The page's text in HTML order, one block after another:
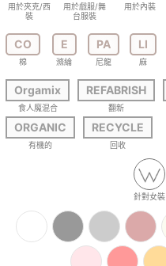
用於夾克/西
裝
用於戲服/舞
台服裝
用於內裝
CO
棉
E
滌綸
PA
尼龍
LI
麻
Orgamix
食人魔混合
REFABRISH
翻新
ORGANIC
有機的
RECYCLE
回收
針對女裝